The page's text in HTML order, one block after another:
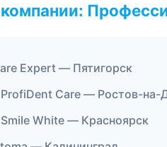
Expert — Пятигорск
Care — Ростов-на-
White — Красноярск